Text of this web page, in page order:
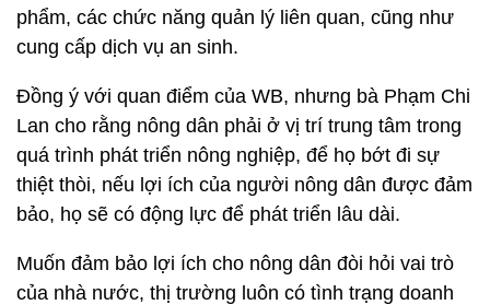
phẩm, các chức năng quản lý liên quan, cũng như
cung cấp dịch vụ an sinh.
Đồng ý với quan điểm của WB, nhưng bà Phạm Chi
Lan cho rằng nông dân phải ở vị trí trung tâm trong
quá trình phát triển nông nghiệp, để họ bớt đi sự
thiệt thòi, nếu lợi ích của người nông dân được đảm
bảo, họ sẽ có động lực để phát triển lâu dài.
Muốn đảm bảo lợi ích cho nông dân đòi hỏi vai trò
của nhà nước, thị trường luôn có tình trạng doanh